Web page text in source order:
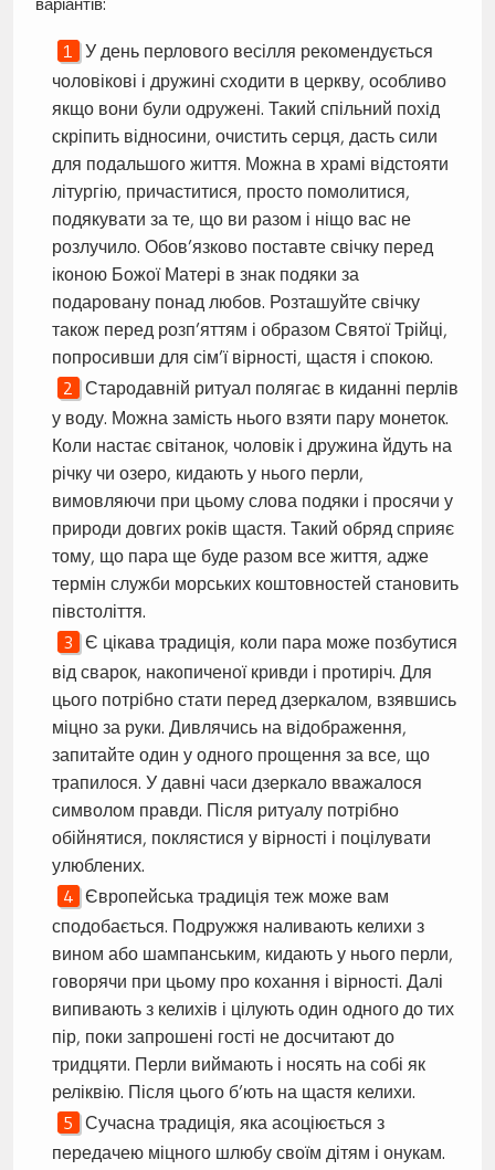
У день перлового весілля рекомендується
чоловікові і дружині сходити в церкву, особливо
якщо вони були одружені. Такий спільний похід
скріпить відносини, очистить серця, дасть сили
для подальшого життя. Можна в храмі відстояти
літургію, причаститися, просто помолитися,
подякувати за те, що ви разом і ніщо вас не
розлучило. Обов’язково поставте свічку перед
іконою Божої Матері в знак подяки за
подаровану понад любов. Розташуйте свічку
також перед розп’яттям і образом Святої Трійці,
попросивши для сім’ї вірності, щастя і спокою.
Стародавній ритуал полягає в киданні перлів
у воду. Можна замість нього взяти пару монеток.
Коли настає світанок, чоловік і дружина йдуть на
річку чи озеро, кидають у нього перли,
вимовляючи при цьому слова подяки і просячи у
природи довгих років щастя. Такий обряд сприяє
тому, що пара ще буде разом все життя, адже
термін служби морських коштовностей становить
півстоліття.
Є цікава традиція, коли пара може позбутися
від сварок, накопиченої кривди і протиріч. Для
цього потрібно стати перед дзеркалом, взявшись
міцно за руки. Дивлячись на відображення,
запитайте один у одного прощення за все, що
трапилося. У давні часи дзеркало вважалося
символом правди. Після ритуалу потрібно
обійнятися, поклястися у вірності і поцілувати
улюблених.
Європейська традиція теж може вам
сподобається. Подружжя наливають келихи з
вином або шампанським, кидають у нього перли,
говорячи при цьому про кохання і вірності. Далі
випивають з келихів і цілують один одного до тих
пір, поки запрошені гості не досчитают до
тридцяти. Перли виймають і носять на собі як
реліквію. Після цього б’ють на щастя келихи.
Сучасна традиція, яка асоціюється з
передачею міцного шлюбу своїм дітям і онукам.